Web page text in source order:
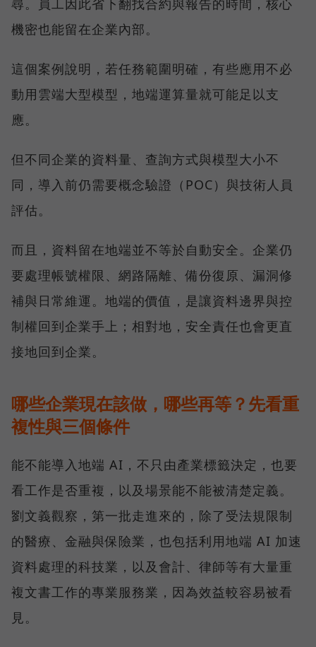
機密也能留在企業內部。
這個案例說明，若任務範圍明確，有些應用不必
動用雲端大型模型，地端運算量就可能足以支
應。
但不同企業的資料量、查詢方式與模型大小不
同，導入前仍需要概念驗證（POC）與技術人員
評估。
而且，資料留在地端並不等於自動安全。企業仍
要處理帳號權限、網路隔離、備份復原、漏洞修
補與日常維運。地端的價值，是讓資料邊界與控
制權回到企業手上；相對地，安全責任也會更直
接地回到企業。
哪些企業現在該做，哪些再等？先看重
複性與三個條件
能不能導入地端 AI，不只由產業標籤決定，也要
看工作是否重複，以及場景能不能被清楚定義。
劉文義觀察，第一批走進來的，除了受法規限制
的醫療、金融與保險業，也包括利用地端 AI 加速
資料處理的科技業，以及會計、律師等有大量重
複文書工作的專業服務業，因為效益較容易被看
見。